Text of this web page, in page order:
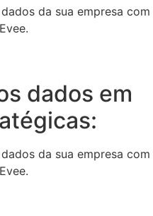
da sua empresa
dados em
da sua empresa